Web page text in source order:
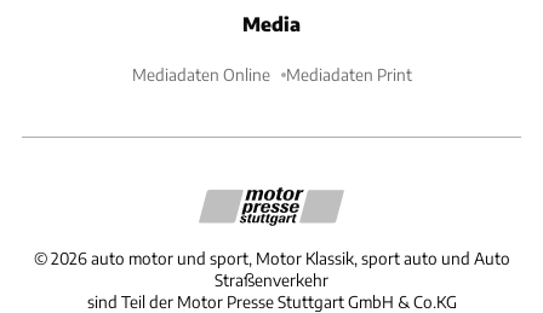
Media
Mediadaten Online Mediadaten Print
©2026 auto motor und sport, Motor Klassik, sport auto und Auto
Straßenverkehr
sind Teil der Motor Presse Stuttgart GmbH & Co.KG